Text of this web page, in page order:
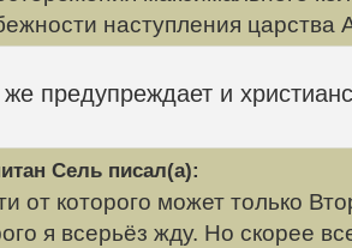
наступления царства
предупреждает и
Сель писал(а):
от которого может только
я всерьёз жду. Но скорее